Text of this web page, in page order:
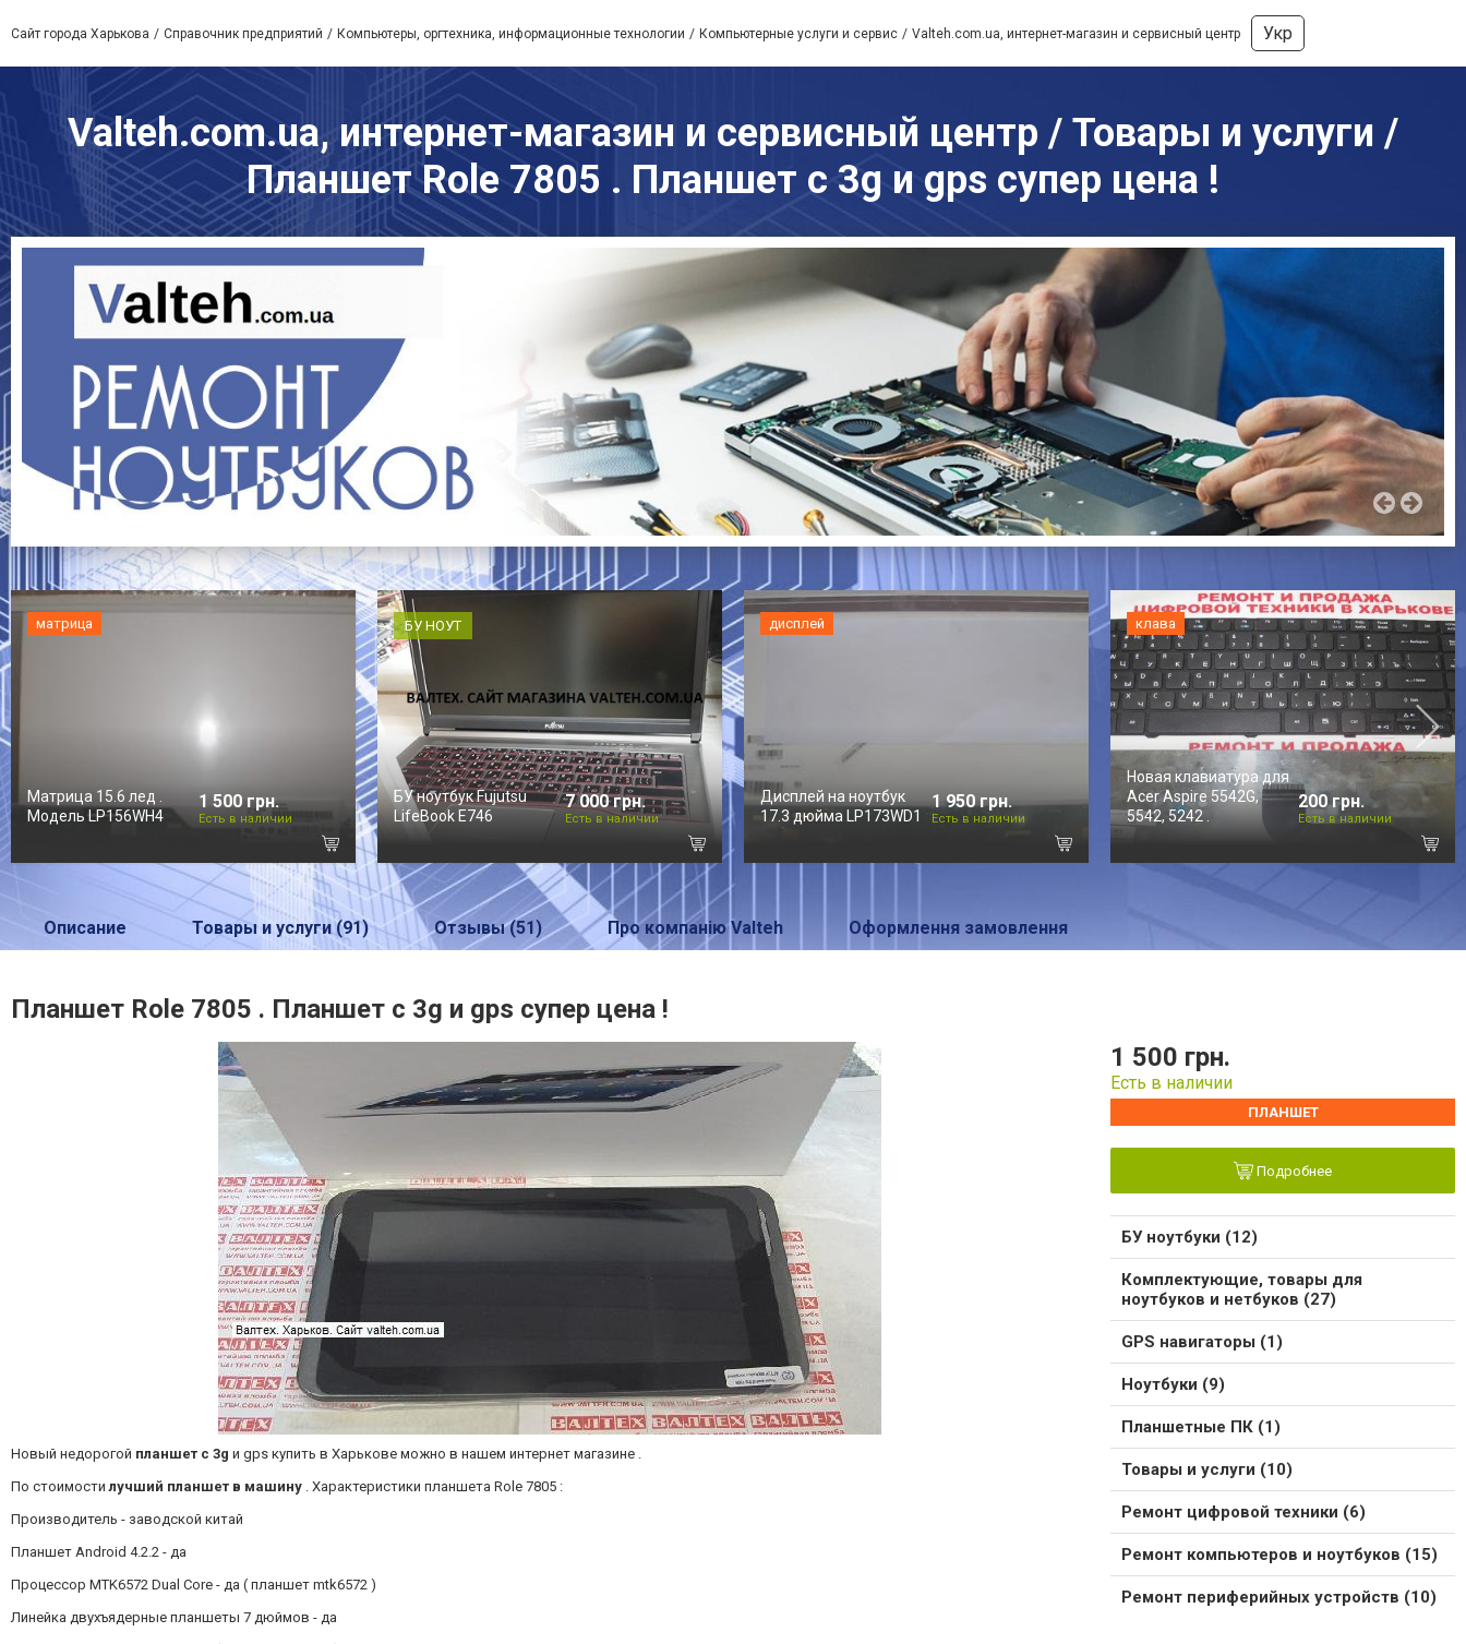
Сайт города Харькова Справочник предприятий Компьютеры, оргтехника, информационные технологии Компьютерные услуги и сервис Valteh.com.ua, интернет-магазин и сервисный центр Укр
Valteh.com.ua, интернет-магазин и сервисный центр / Товары и услуги /
Планшет Role 7805 . Планшет с 3g и gps супер цена !
матрица
Матрица 15.6 лед .
Модель LP156WH4
1 500 грн.
Есть в наличии
БУ НОУТ
БУ ноутбук Fujutsu
LifeBook E746
7 000 грн.
Есть в наличии
дисплей
Дисплей на ноутбук
17.3 дюйма LP173WD1
1 950 грн.
Есть в наличии
клава
Новая клавиатура для
Acer Aspire 5542G,
5542, 5242 .
200 грн.
Есть в наличии
Описание Товары и услуги (91) Отзывы (51) Про компанію Valteh Оформлення замовлення
Планшет Role 7805 . Планшет с 3g и gps супер цена !
Новый недорогой планшет с 3g и gps купить в Харькове можно в нашем интернет магазине .
По стоимостилучший планшет в машину . Характеристики планшета Role 7805 :
Производитель - заводской китай
Планшет Android 4.2.2 - да
Процессор MTK6572 Dual Core - да ( планшет mtk6572 )
Линейка двухъядерные планшеты 7 дюймов - да
1 500 грн.
Есть в наличии
ПЛАНШЕТ
Подробнее
БУ ноутбуки (12)
Комплектующие, товары для
ноутбуков и нетбуков (27)
GPS навигаторы (1)
Ноутбуки (9)
Планшетные ПК (1)
Товары и услуги (10)
Ремонт цифровой техники (6)
Ремонт компьютеров и ноутбуков (15)
Ремонт периферийных устройств (10)